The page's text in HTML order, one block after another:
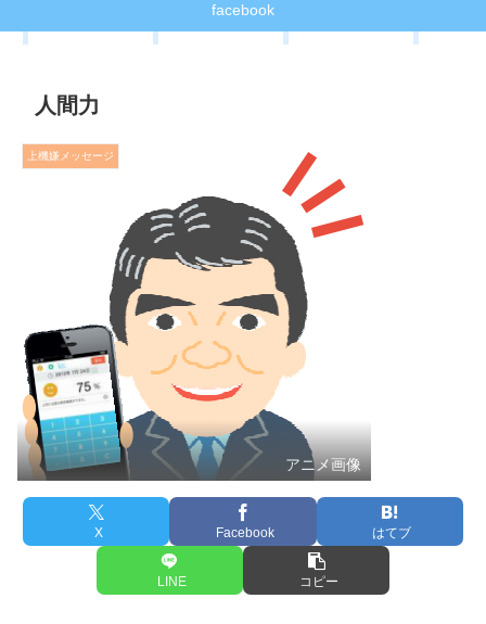
facebook
人間力
上機嫌メッセージ
アニメ画像
X Facebook はてブ
LINE コピー